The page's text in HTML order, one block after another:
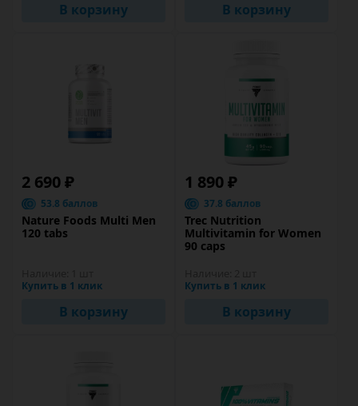
В корзину В корзину
2 690 ₽
53.8 баллов
Nature Foods Multi Men
120 tabs
Купить в 1 клик
В корзину
1 890 ₽
37.8 баллов
Trec Nutrition
Multivitamin for Women
90 caps
Купить в 1 клик
В корзину